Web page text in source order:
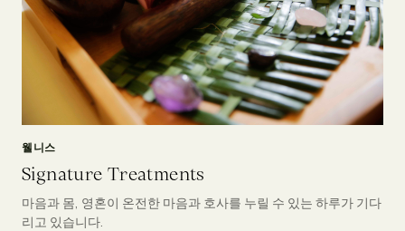
웰니스
Signature Treatments
마음과 몸, 영혼이 온전한 마음과 호사를 누릴 수 있는 하루가 기다
리고 있습니다.